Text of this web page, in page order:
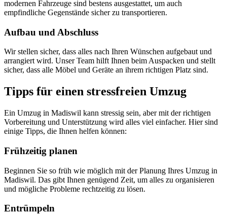
modernen Fahrzeuge sind bestens ausgestattet, um auch
empfindliche Gegenstände sicher zu transportieren.
Aufbau und Abschluss
Wir stellen sicher, dass alles nach Ihren Wünschen aufgebaut und
arrangiert wird. Unser Team hilft Ihnen beim Auspacken und stellt
sicher, dass alle Möbel und Geräte an ihrem richtigen Platz sind.
Tipps für einen stressfreien Umzug
Ein Umzug in Madiswil kann stressig sein, aber mit der richtigen
Vorbereitung und Unterstützung wird alles viel einfacher. Hier sind
einige Tipps, die Ihnen helfen können:
Frühzeitig planen
Beginnen Sie so früh wie möglich mit der Planung Ihres Umzug in
Madiswil. Das gibt Ihnen genügend Zeit, um alles zu organisieren
und mögliche Probleme rechtzeitig zu lösen.
Entrümpeln